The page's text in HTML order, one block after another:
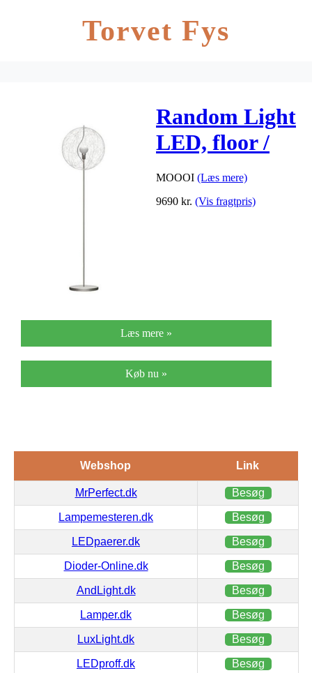
Torvet Fys
Random Light
LED, floor /
gulvlampe,
hvid
MOOOI (Læs mere)
9690 kr. (Vis fragtpris)
Læs mere »
Køb nu »
Webshop Link
MrPerfect.dk Besøg
Lampemesteren.dk Besøg
LEDpaerer.dk Besøg
Dioder-Online.dk Besøg
AndLight.dk Besøg
Lamper.dk Besøg
LuxLight.dk Besøg
LEDproff.dk Besøg